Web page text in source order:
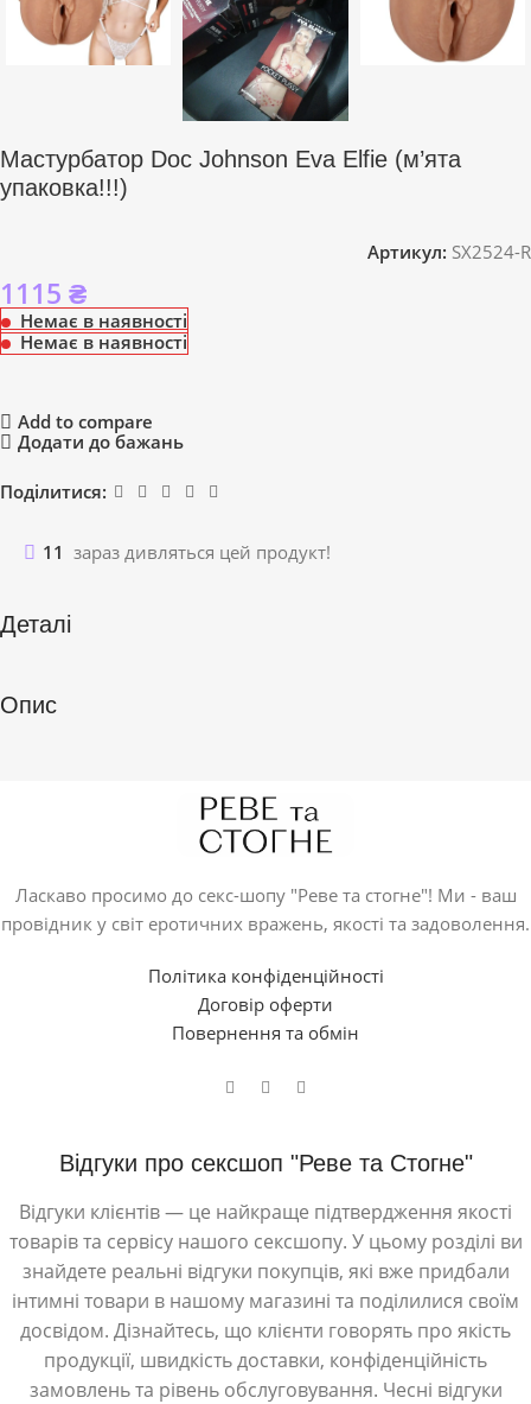
Мастурбатор Doc Johnson Eva Elfie (м’ята
упаковка!!!)
Артикул: SX2524-R
1115 ₴
Немає в наявності
Немає в наявності
Add to compare
Додати до бажань
Поділитися:
11 зараз дивляться цей продукт!
Деталі
Опис
Ласкаво просимо до секс-шопу "Реве та стогне"! Ми - ваш
провідник у світ еротичних вражень, якості та задоволення.
Політика конфіденційності
Договір оферти
Повернення та обмін
Відгуки про сексшоп "Реве та Стогне"
Відгуки клієнтів — це найкраще підтвердження якості
товарів та сервісу нашого сексшопу. У цьому розділі ви
знайдете реальні відгуки покупців, які вже придбали
інтимні товари в нашому магазині та поділилися своїм
досвідом. Дізнайтесь, що клієнти говорять про якість
продукції, швидкість доставки, конфіденційність
замовлень та рівень обслуговування. Чесні відгуки